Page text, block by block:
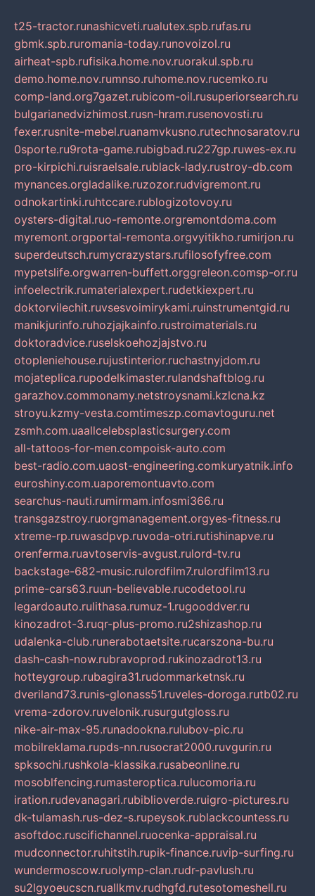
t25-tractor.runashicveti.rualutex.spb.rufas.ru
gbmk.spb.ruromania-today.runovoizol.ru
airheat-spb.rufisika.home.nov.ruorakul.spb.ru
demo.home.nov.rumnso.ruhome.nov.rucemko.ru
comp-land.org7gazet.rubicom-oil.rusuperiorsearch.ru
bulgarianedvizhimost.rusn-hram.rusenovosti.ru
fexer.rusnite-mebel.ruanamvkusno.rutechnosaratov.ru
0sporte.ru9rota-game.rubigbad.ru227gp.ruwes-ex.ru
pro-kirpichi.ruisraelsale.rublack-lady.rustroy-db.com
mynances.orgladalike.ruzozor.rudvigremont.ru
odnokartinki.ruhtccare.rublogizotovoy.ru
oysters-digital.ruo-remonte.orgremontdoma.com
myremont.orgportal-remonta.orgvyitikho.rumirjon.ru
superdeutsch.rumycrazystars.rufilosofyfree.com
mypetslife.orgwarren-buffett.orggreleon.comsp-or.ru
infoelectrik.rumaterialexpert.rudetkiexpert.ru
doktorvilechit.ruvsesvoimirykami.ruinstrumentgid.ru
manikjurinfo.ruhozjajkainfo.rustroimaterials.ru
doktoradvice.ruselskoehozjajstvo.ru
otopleniehouse.rujustinterior.ruchastnyjdom.ru
mojateplica.rupodelkimaster.rulandshaftblog.ru
garazhov.commonamy.netstroysnami.kzlcna.kz
stroyu.kzmy-vesta.comtimeszp.comavtoguru.net
zsmh.com.uaallcelebsplasticsurgery.com
all-tattoos-for-men.compoisk-auto.com
best-radio.com.uaost-engineering.comkuryatnik.info
euroshiny.com.uaporemontuavto.com
searchus-nauti.rumirmam.infosmi366.ru
transgazstroy.ruorgmanagement.orgyes-fitness.ru
xtreme-rp.ruwasdpvp.ruvoda-otri.rutishinapve.ru
orenferma.ruavtoservis-avgust.rulord-tv.ru
backstage-682-music.rulordfilm7.rulordfilm13.ru
prime-cars63.ruun-believable.rucodetool.ru
legardoauto.rulithasa.rumuz-1.rugooddver.ru
kinozadrot-3.ruqr-plus-promo.ru2shizashop.ru
udalenka-club.runerabotaetsite.rucarszona-bu.ru
dash-cash-now.rubravoprod.rukinozadrot13.ru
hotteygroup.rubagira31.rudommarketnsk.ru
dveriland73.runis-glonass51.ruveles-doroga.rutb02.ru
vrema-zdorov.ruvelonik.rusurgutgloss.ru
nike-air-max-95.runadookna.rulubov-pic.ru
mobilreklama.rupds-nn.rusocrat2000.ruvgurin.ru
spksochi.rushkola-klassika.rusabeonline.ru
mosoblfencing.rumasteroptica.rulucomoria.ru
iration.rudevanagari.rubiblioverde.ruigro-pictures.ru
dk-tulamash.rus-dez-s.rupeysok.rublackcountess.ru
asoftdoc.ruscifichannel.ruocenka-appraisal.ru
mudconnector.ruhitstih.rupik-finance.ruvip-surfing.ru
wundermoscow.ruolymp-clan.rudr-pavlush.ru
su2lgyoeucscn.ruallkmv.rudhgfd.rutesotomeshell.ru